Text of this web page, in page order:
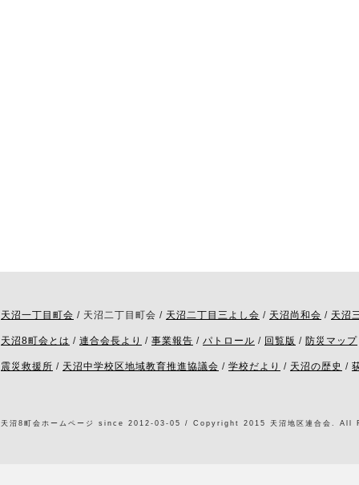
天沼一丁目町会 / 天沼二丁目町会 / 天沼二丁目三よし会 / 天沼尚和会 / 天沼
天沼8町会とは / 連合会長より / 事業報告 / パトロール / 回覧版 / 防災マップ
震災救援所 / 天沼中学校区地域教育推進協議会 / 学校だより / 天沼の歴史 /
天沼8町会ホームページ since 2012-03-05 / Copyright 2015 天沼地区連合会.